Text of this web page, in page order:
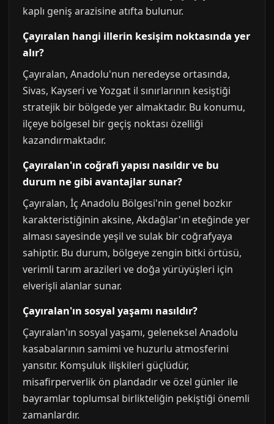
kaplı geniş arazisine atıfta bulunur.
Çayıralan hangi illerin kesişim noktasında yer
alır?
Çayıralan, Anadolu'nun neredeyse ortasında,
Sivas, Kayseri ve Yozgat il sınırlarının kesiştiği
stratejik bir bölgede yer almaktadır. Bu konumu,
ilçeye bölgesel bir geçiş noktası özelliği
kazandırmaktadır.
Çayıralan'ın coğrafi yapısı nasıldır ve bu
durum ne gibi avantajlar sunar?
Çayıralan, İç Anadolu Bölgesi'nin genel bozkır
karakteristiğinin aksine, Akdağlar'ın eteğinde yer
alması sayesinde yeşil ve sulak bir coğrafyaya
sahiptir. Bu durum, bölgeye zengin bitki örtüsü,
verimli tarım arazileri ve doğa yürüyüşleri için
elverişli alanlar sunar.
Çayıralan'ın sosyal yaşamı nasıldır?
Çayıralan'ın sosyal yaşamı, geleneksel Anadolu
kasabalarının samimi ve huzurlu atmosferini
yansıtır. Komşuluk ilişkileri güçlüdür,
misafirperverlik ön plandadır ve özel günler ile
bayramlar toplumsal birlikteliğin pekiştiği önemli
zamanlardır.